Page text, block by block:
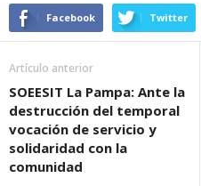
Facebook Twitter
Artículo anterior
SOEESIT La Pampa: Ante la
destrucción del temporal
vocación de servicio y
solidaridad con la
comunidad